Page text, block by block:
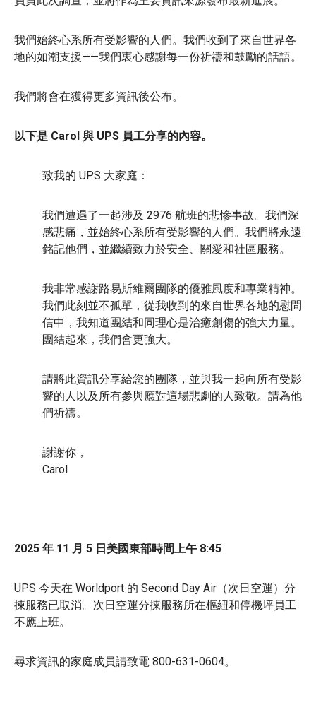
我們始終心系所有受影響的人們。我們收到了來自世界各
地的如潮支援——我們衷心感謝每一份祈禱和鼓勵的話語。
我們將會在獲得更多資訊後公布。
以下是 Carol 與 UPS 員工分享的內容。
致我的 UPS 大家庭：
我們遭遇了一起涉及 2976 航班的悲慘事故。我們深
感悲痛，並始終心系所有受影響的人們。我們將永遠
銘記他們，並繼續致力於安全、關愛和社區服務。
我非常感謝路易斯維爾團隊的優雅風度和專業精神。
我們此刻並不孤單，從我收到的來自世界各地的慰問
信中，我知道團結和同理心是治癒創傷的強大力量。
團結起來，我們會更強大。
請將此資訊分享給您的團隊，並與我一起向所有受影
響的人以及所有參與應對這場悲劇的人致敬。請為他
們祈禱。
謝謝你，
Carol
2025 年 11 月 5 日美國東部時間上午 8:45
UPS 今天在 Worldport 的 Second Day Air（次日空運）分
揀服務已取消。次日空運分揀服務所在樞紐和停機坪員工
不應上班。
尋求資訊的家庭成員請致電 800-631-0604。